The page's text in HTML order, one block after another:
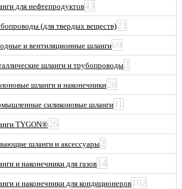
для нефтепродуктов43
(для твердых веществ)23
и вентиляционные шланги69
шланги и трубопроводы2
шланги и наконечники28
силиконовые шланги11
TYGON®26
шланги и аксессуары2
и наконечники для газов 14
и наконечники для кондиционеров 102